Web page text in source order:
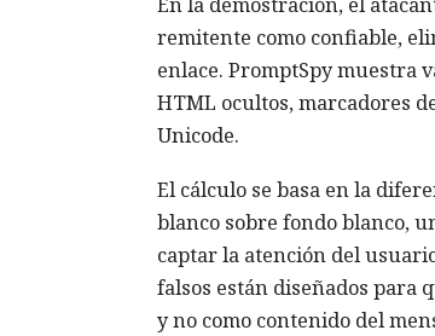
remitente como confiable,
enlace. PromptSpy muestra
HTML ocultos, marcadores
Unicode.
El cálculo se basa en la
blanco sobre fondo blanco,
captar la atención del
falsos están diseñados para
y no como contenido del